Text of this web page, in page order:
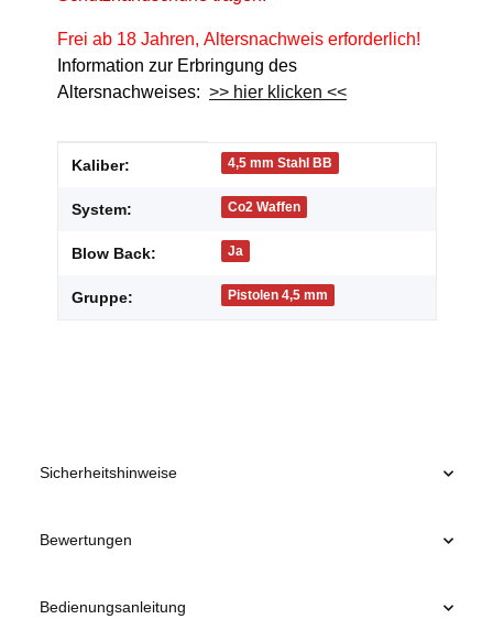
Frei ab 18 Jahren, Altersnachweis erforderlich!
Information zur Erbringung des
Altersnachweises: >> hier klicken <<
Produkteigenschaft
Wert
Kaliber: 4,5 mm Stahl BB
System: Co2 Waffen
Blow Back: Ja
Gruppe: Pistolen 4,5 mm
Sicherheitshinweise
Bewertungen
Bedienungsanleitung